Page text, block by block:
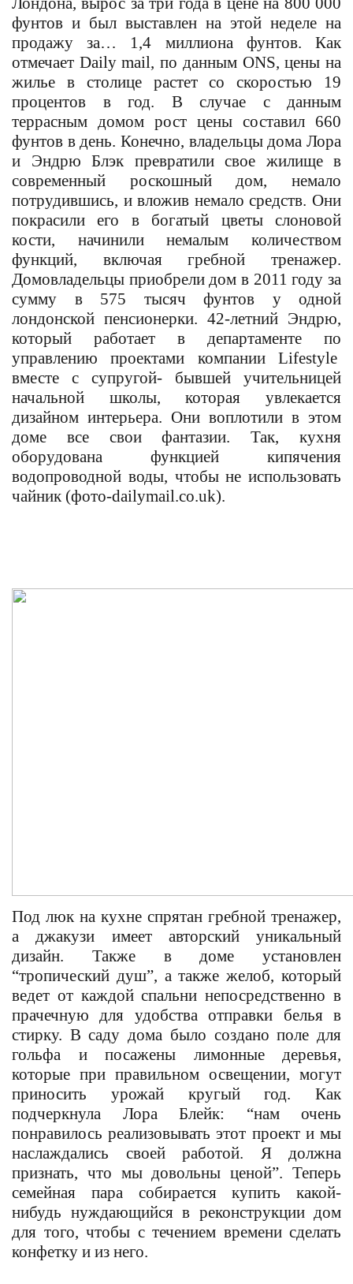
фунтов и был выставлен на этой неделе на
продажу за… 1,4 миллиона фунтов. Как
отмечает Daily mail,по данным ONS,цены на
жилье в столице растет со скоростью 19
процентов в год. В случае с данным
террасным домом рост цены составил 660
фунтов в день. Конечно, владельцы дома Лора
и Эндрю Блэк превратили свое жилище в
современный роскошный дом, немало
потрудившись, и вложив немало средств. Они
покрасили его в богатый цветы слоновой
кости, начинили немалым количеством
функций, включая гребной тренажер.
Домовладельцы приобрели дом в 2011 году за
сумму в 575 тысяч фунтов у одной
лондонской пенсионерки. 42-летний Эндрю,
который работает в департаменте по
управлению проектами компании Lifestyle
вместе с супругой- бывшей учительницей
начальной школы, которая увлекается
дизайном интерьера. Они воплотили в этом
доме все свои фантазии. Так, кухня
оборудована функцией кипячения
водопроводной воды, чтобы не использовать
чайник (фото-dailymail.co.uk).
Под люк на кухне спрятан гребной тренажер,
а джакузи имеет авторский уникальный
дизайн.
Также в доме установлен
“тропический душ”, а также желоб, который
ведет от каждой спальни непосредственно в
прачечную для удобства отправки белья в
стирку. В саду дома было создано поле для
гольфа и посажены лимонные деревья,
которые при правильном освещении, могут
приносить урожай кругый год. Как
подчеркнула Лора Блейк: “нам очень
понравилось реализовывать этот проект и мы
наслаждались своей работой. Я должна
признать, что мы довольны ценой”. Теперь
семейная пара собирается купить какой-
нибудь нуждающийся в реконструкции дом
для того, чтобы с течением времени сделать
конфетку и из него.